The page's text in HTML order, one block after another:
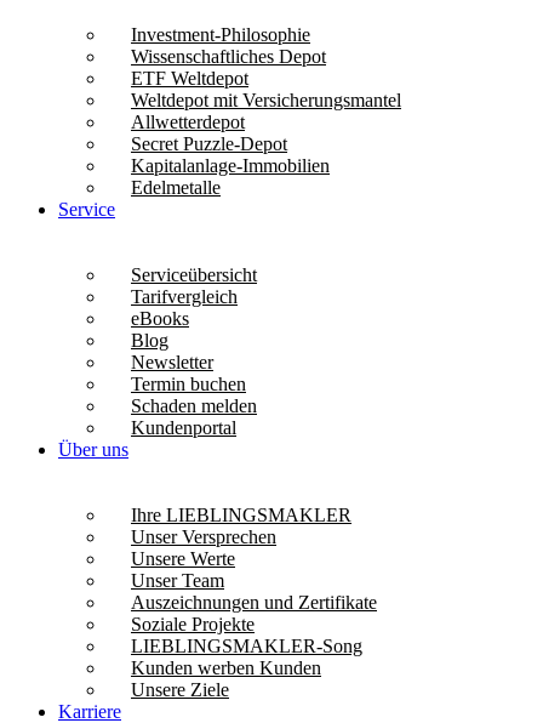
Investment-Philosophie
Wissenschaftliches Depot
ETF Weltdepot
Weltdepot mit Versicherungsmantel
Allwetterdepot
Secret Puzzle-Depot
Kapitalanlage-Immobilien
Edelmetalle
Service
Serviceübersicht
Tarifvergleich
eBooks
Blog
Newsletter
Termin buchen
Schaden melden
Kundenportal
Über uns
Ihre LIEBLINGSMAKLER
Unser Versprechen
Unsere Werte
Unser Team
Auszeichnungen und Zertifikate
Soziale Projekte
LIEBLINGSMAKLER-Song
Kunden werben Kunden
Unsere Ziele
Karriere